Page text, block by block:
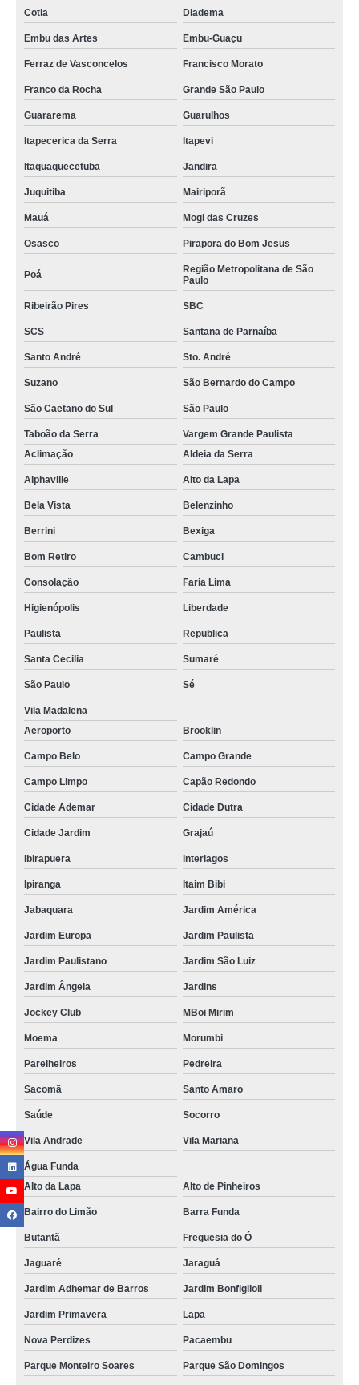
Cotia Diadema
Embu das Artes Embu-Guaçu
Ferraz de Vasconcelos Francisco Morato
Franco da Rocha Grande São Paulo
Guararema Guarulhos
Itapecerica da Serra Itapevi
Itaquaquecetuba Jandira
Juquitiba Mairiporã
Mauá Mogi das Cruzes
Osasco Pirapora do Bom Jesus
Poá
Região Metropolitana de São
Paulo
Ribeirão Pires SBC
SCS Santana de Parnaíba
Santo André Sto. André
Suzano São Bernardo do Campo
São Caetano do Sul São Paulo
Taboão da Serra
Vargem Grande Paulista
Aclimação
Aldeia da Serra
Alphaville Alto da Lapa
Bela Vista Belenzinho
Berrini Bexiga
Bom Retiro Cambuci
Consolação Faria Lima
Higienópolis Liberdade
Paulista Republica
Santa Cecilia Sumaré
São Paulo Sé
Vila Madalena
Aeroporto
Brooklin
Campo Belo Campo Grande
Campo Limpo Capão Redondo
Cidade Ademar Cidade Dutra
Cidade Jardim Grajaú
Ibirapuera Interlagos
Ipiranga Itaim Bibi
Jabaquara Jardim América
Jardim Europa Jardim Paulista
Jardim Paulistano Jardim São Luiz
Jardim Ângela Jardins
Jockey Club MBoi Mirim
Moema Morumbi
Parelheiros Pedreira
Sacomã Santo Amaro
Saúde Socorro
Vila Andrade Vila Mariana
Água Funda
Alto da Lapa
Alto de Pinheiros
Bairro do Limão Barra Funda
Butantã Freguesia do Ó
Jaguaré Jaraguá
Jardim Adhemar de Barros Jardim Bonfiglioli
Jardim Primavera Lapa
Nova Perdizes Pacaembu
Parque Monteiro Soares Parque São Domingos